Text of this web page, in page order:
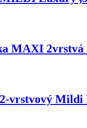
MAXI 2vrstvá
vrstvový Mildi